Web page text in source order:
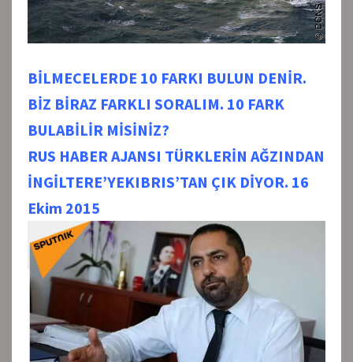
BİLMECELERDE 10 FARKI BULUN DENİR.
BİZ BİRAZ FARKLI SORALIM. 10 FARK
BULABİLİR MİSİNİZ?
RUS HABER AJANSI TÜRKLERİN AĞZINDAN
İNGİLTERE’YEKIBRIS’TAN ÇIK DİYOR. 16
Ekim 2015